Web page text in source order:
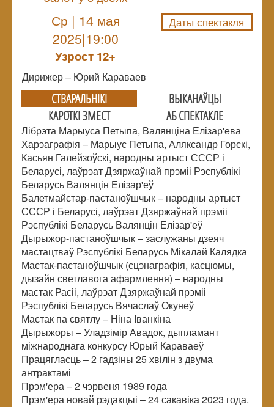
Ср | 14 мая
2025|19:00
Узрoст 12+
Дирижер – Юрий Караваев
Даты спектакля
СТВАРАЛЬНIКI
ВЫКАНАЎЦЫ
КАРОТКІ ЗМЕСТ
АБ СПЕКТАКЛЕ
Лібрэта Марыуса Петыпа, Валянціна Елізар'ева
Харэаграфія – Марыус Петыпа, Аляксандр Горскі,
Касьян Галейзоўскі, народны артыст СССР і
Беларусі, лаўрэат Дзяржаўнай прэміі Рэспублікі
Беларусь Валянцін Елізар'еў
Балетмайстар-пастаноўшчык – народны артыст
СССР і Беларусі, лаўрэат Дзяржаўнай прэміі
Рэспублікі Беларусь Валянцін Елізар'еў
Дырыжор-пастаноўшчык – заслужаны дзеяч
мастацтваў Рэспублікі Беларусь Мікалай Калядка
Мастак-пастаноўшчык (сцэнаграфія, касцюмы,
дызайн светлавога афармлення) – народны
мастак Расіі, лаўрэат Дзяржаўнай прэміі
Рэспублікі Беларусь Вячаслаў Окунеў
Мастак па святлу – Ніна Іванкіна
Дырыжоры – Уладзімір Авадок, дыпламант
міжнароднага конкурсу Юрый Караваеў
Працягласць – 2 гадзіны 25 хвілін з двума
антрактамі
Прэм'ера – 2 чэрвеня 1989 года
Прэм'ера новай рэдакцыі – 24 сакавіка 2023 года.